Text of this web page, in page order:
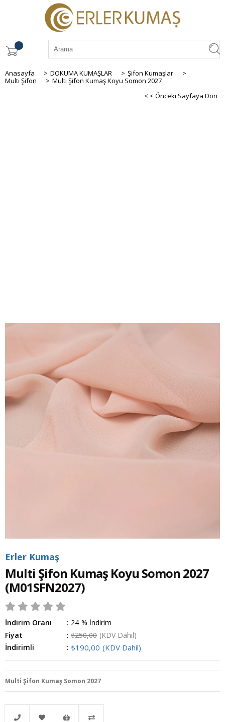
Anasayfa > DOKUMA KUMAŞLAR > Şifon Kumaşlar
>
Multi Şifon
> Multi Şifon Kumaş Koyu Somon 2027
< < Önceki Sayfaya Dön
Erler Kumaş
Multi Şifon Kumaş Koyu Somon 2027
(M01SFN2027)
İndirim Oranı : %
24
İndirim
Fiyat
: ₺250,00 (KDV Dahil)
İndirimli
: ₺190,00 (KDV Dahil)
Multi Şifon Kumaş Somon 2027